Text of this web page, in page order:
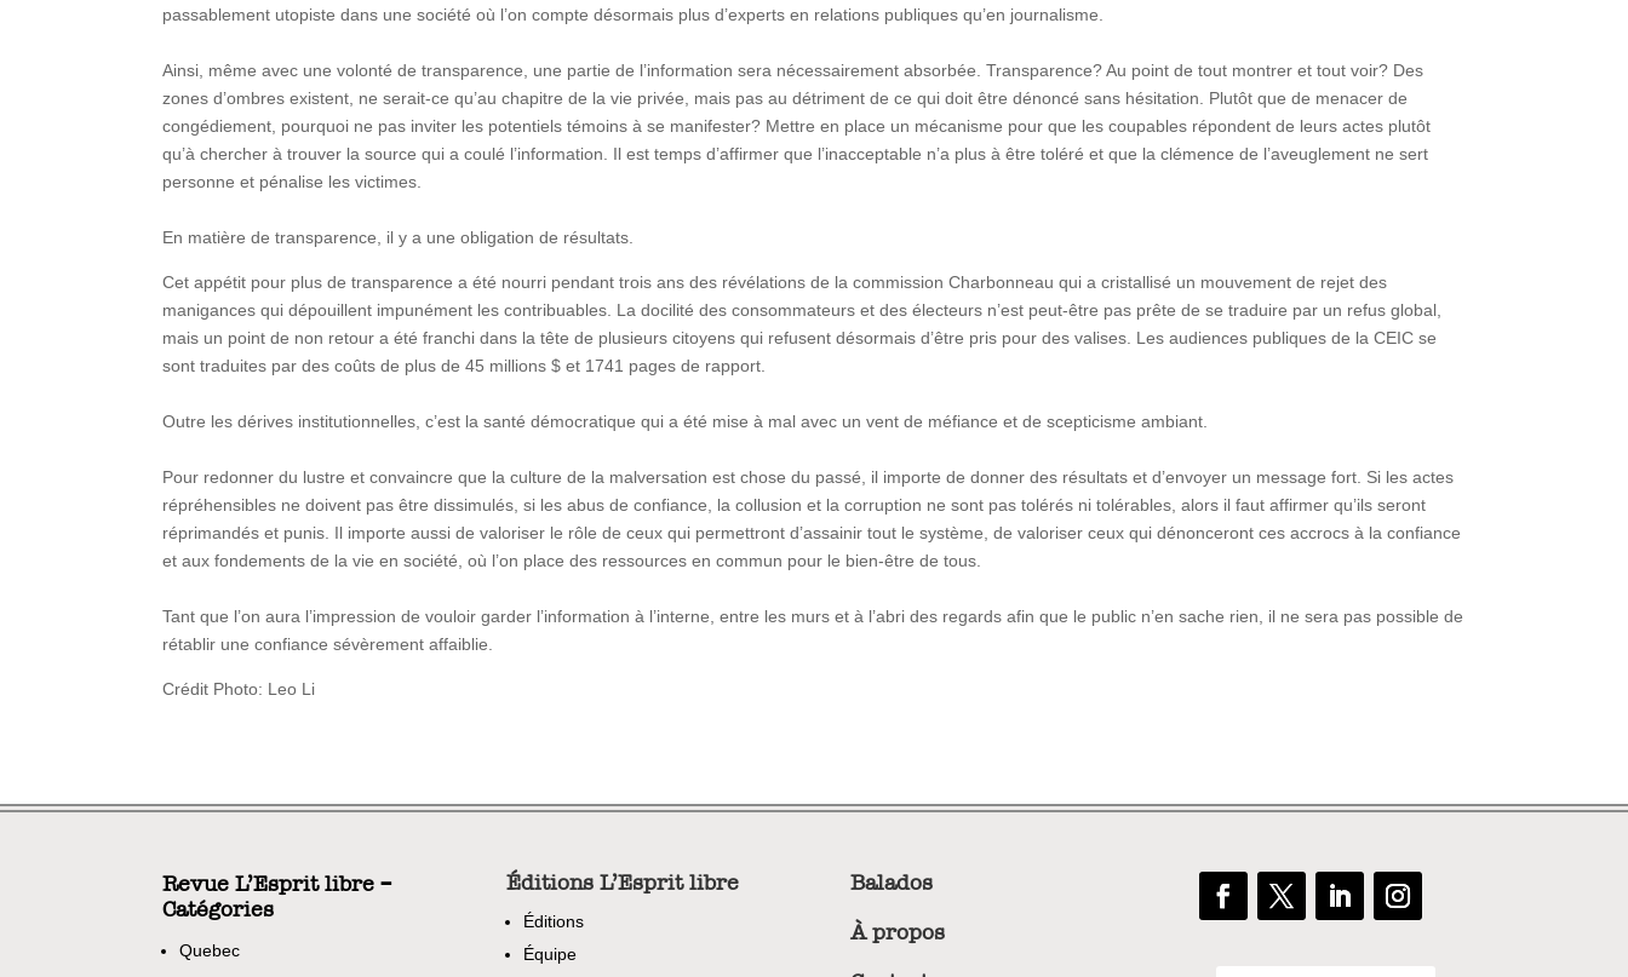
passablement utopiste dans une société où l’on compte désormais plus d’experts en relations publiques qu’en journalisme.
Ainsi, même avec une volonté de transparence, une partie de l’information sera nécessairement absorbée. Transparence? Au point de tout montrer et tout voir? Des
zones d’ombres existent, ne serait-ce qu’au chapitre de la vie privée, mais pas au détriment de ce qui doit être dénoncé sans hésitation. Plutôt que de menacer de
congédiement, pourquoi ne pas inviter les potentiels témoins à se manifester? Mettre en place un mécanisme pour que les coupables répondent de leurs actes plutôt
qu’à chercher à trouver la source qui a coulé l’information. Il est temps d’affirmer que l’inacceptable n’a plus à être toléré et que la clémence de l’aveuglement ne sert
personne et pénalise les victimes.
En matière de transparence, il y a une obligation de résultats.
Cet appétit pour plus de transparence a été nourri pendant trois ans des révélations de la commission Charbonneau qui a cristallisé un mouvement de rejet des
manigances qui dépouillent impunément les contribuables. La docilité des consommateurs et des électeurs n’est peut-être pas prête de se traduire par un refus global,
mais un point de non retour a été franchi dans la tête de plusieurs citoyens qui refusent désormais d’être pris pour des valises. Les audiences publiques de la CEIC se
sont traduites par des coûts de plus de 45 millions $ et 1741 pages de rapport.
Outre les dérives institutionnelles, c’est la santé démocratique qui a été mise à mal avec un vent de méfiance et de scepticisme ambiant.
Pour redonner du lustre et convaincre que la culture de la malversation est chose du passé, il importe de donner des résultats et d’envoyer un message fort. Si les actes
répréhensibles ne doivent pas être dissimulés, si les abus de confiance, la collusion et la corruption ne sont pas tolérés ni tolérables, alors il faut affirmer qu’ils seront
réprimandés et punis. Il importe aussi de valoriser le rôle de ceux qui permettront d’assainir tout le système, de valoriser ceux qui dénonceront ces accrocs à la confiance
et aux fondements de la vie en société, où l’on place des ressources en commun pour le bien-être de tous.
Tant que l’on aura l’impression de vouloir garder l’information à l’interne, entre les murs et à l’abri des regards afin que le public n’en sache rien, il ne sera pas possible de
rétablir une confiance sévèrement affaiblie.
Crédit Photo: Leo Li
Revue L’Esprit libre –
Catégories
Quebec
Éditions L’Esprit libre
Éditions
Équipe
Balados
À propos